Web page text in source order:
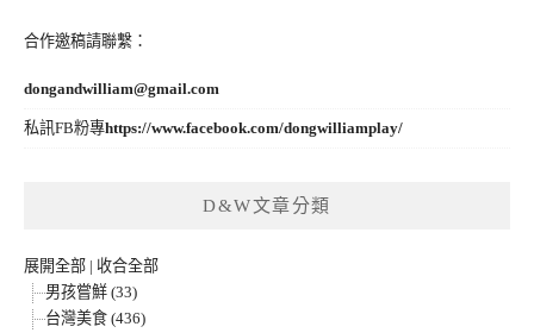
合作邀稿請聯繫：
dongandwilliam@gmail.com
私訊FB粉專https://www.facebook.com/dongwilliamplay/
D&W文章分類
展開全部 | 收合全部
男孩嘗鮮 (33)
台灣美食 (436)